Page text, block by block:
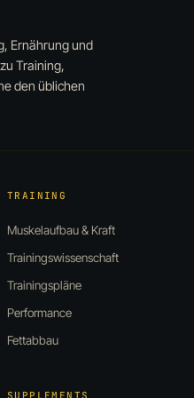
Ernährung und
Training,
den üblichen
TRAINING
Muskelaufbau & Kraft
Trainingswissenschaft
Trainingspläne
Performance
Fettabbau
SUPPLEMENTS